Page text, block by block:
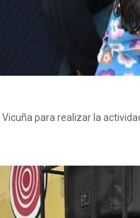
para realizar la